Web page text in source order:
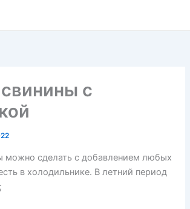
с
можно сделать с добавлением любых
в холодильнике. В летний период